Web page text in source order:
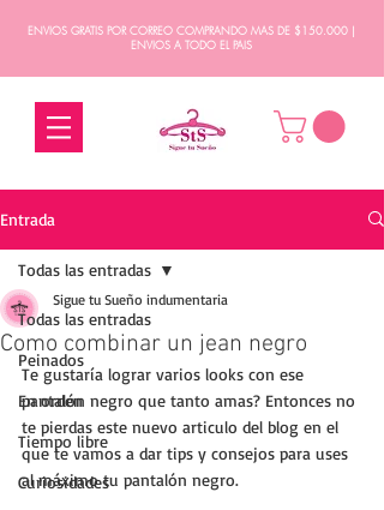
ENVIOS GRATIS POR CORREO COMPRANDO MAS DE $150.000 |
ENVIOS A TODO EL PAIS
Entrada
Todas las entradas
Peinados
En orden
Tiempo libre
Curiosidades
Todas las entradas
Como combinar un jean negro
Sigue tu Sueño indumentaria
Te gustaría lograr varios looks con ese
pantalón negro que tanto amas? Entonces no
te pierdas este nuevo articulo del blog en el
que te vamos a dar tips y consejos para uses
al máximo tu pantalón negro.